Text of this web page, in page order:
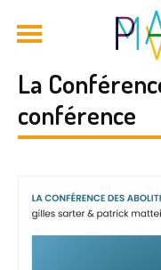
La
conférence